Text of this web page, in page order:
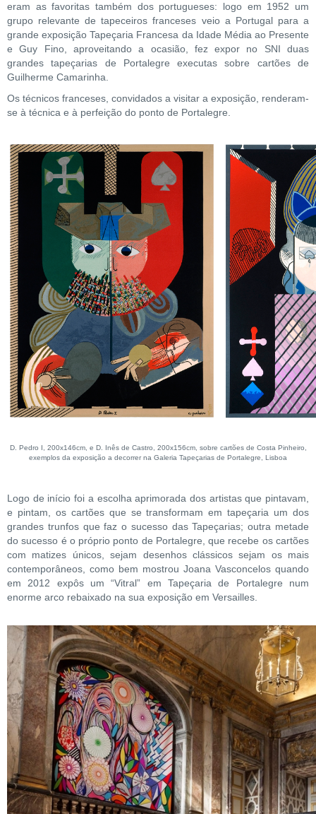
eram as favoritas também dos portugueses: logo em 1952 um
grupo relevante de tapeceiros franceses veio a Portugal para a
grande exposição Tapeçaria Francesa da Idade Média ao Presente
e Guy Fino, aproveitando a ocasião, fez expor no SNI duas
grandes tapeçarias de Portalegre executas sobre cartões de
Guilherme Camarinha.
Os técnicos franceses, convidados a visitar a exposição, renderam-
se à técnica e à perfeição do ponto de Portalegre.
D. Pedro I, 200x146cm, e D. Inês de Castro, 200x156cm, sobre cartões de Costa Pinheiro,
exemplos da exposição a decorrer na Galeria Tapeçarias de Portalegre, Lisboa
Logo de início foi a escolha aprimorada dos artistas que pintavam,
e pintam, os cartões que se transformam em tapeçaria um dos
grandes trunfos que faz o sucesso das Tapeçarias; outra metade
do sucesso é o próprio ponto de Portalegre, que recebe os cartões
com matizes únicos, sejam desenhos clássicos sejam os mais
contemporâneos, como bem mostrou Joana Vasconcelos quando
em 2012 expôs um “Vitral” em Tapeçaria de Portalegre num
enorme arco rebaixado na sua exposição em Versailles.